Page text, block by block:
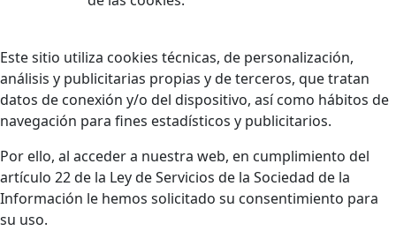
Este sitio utiliza cookies técnicas, de personalización,
análisis y publicitarias propias y de terceros, que tratan
datos de conexión y/o del dispositivo, así como hábitos de
navegación para fines estadísticos y publicitarios.
Por ello, al acceder a nuestra web, en cumplimiento del
artículo 22 de la Ley de Servicios de la Sociedad de la
Información le hemos solicitado su consentimiento para
su uso.